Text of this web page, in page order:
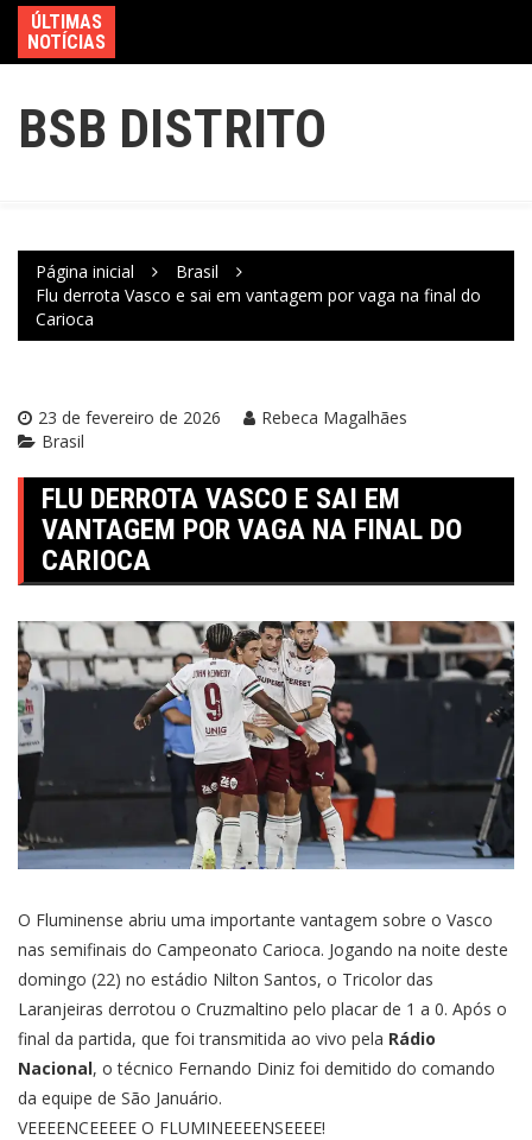
ÚLTIMAS
NOTÍCIAS
BSB DISTRITO
Página inicial
Brasil
Flu derrota Vasco e sai em vantagem por vaga na final do
Carioca
23 de fevereiro de 2026
Rebeca Magalhães
Brasil
FLU DERROTA VASCO E SAI EM
VANTAGEM POR VAGA NA FINAL DO
CARIOCA
O Fluminense abriu uma importante vantagem sobre o Vasco
nas semifinais do Campeonato Carioca. Jogando na noite deste
domingo (22) no estádio Nilton Santos, o Tricolor das
Laranjeiras derrotou o Cruzmaltino pelo placar de 1 a 0. Após o
final da partida, que foi transmitida ao vivo pela Rádio
Nacional, o técnico Fernando Diniz foi demitido do comando
da equipe de São Januário.
VEEEENCEEEEE O FLUMINEEEENSEEEE!